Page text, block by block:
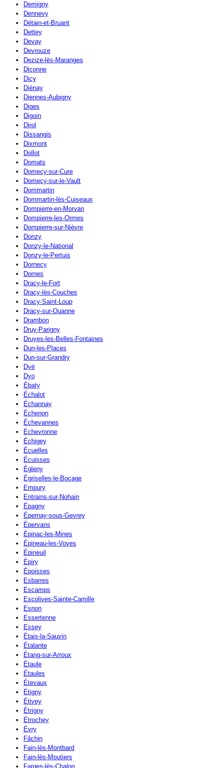
Demigny
Dennevy
Détain-et-Bruant
Dettey
Devay
Devrouze
Dezize-lès-Maranges
Diconne
Dicy
Diénay
Diennes-Aubigny
Diges
Digoin
Dirol
Dissangis
Dixmont
Dollot
Domats
Domecy-sur-Cure
Domecy-sur-le-Vault
Dommartin
Dommartin-lès-Cuiseaux
Dompierre-en-Morvan
Dompierre-les-Ormes
Dompierre-sur-Nièvre
Donzy
Donzy-le-National
Donzy-le-Pertuis
Dornecy
Dornes
Dracy-le-Fort
Dracy-lès-Couches
Dracy-Saint-Loup
Dracy-sur-Ouanne
Drambon
Druy-Parigny
Druyes-les-Belles-Fontaines
Dun-les-Places
Dun-sur-Grandry
Dyé
Dyo
Ébaty
Échalot
Échannay
Échenon
Échevannes
Échevronne
Échigey
Écuelles
Écuisses
Égleny
Égriselles-le-Bocage
Empury
Entrains-sur-Nohain
Épagny
Épernay-sous-Gevrey
Épervans
Épinac-les-Mines
Épineau-les-Voves
Épineuil
Épiry
Époisses
Esbarres
Escamps
Escolives-Sainte-Camille
Esnon
Essertenne
Essey
Étais-la-Sauvin
Étalante
Étang-sur-Arroux
Étaule
Étaules
Étevaux
Étigny
Étivey
Étrigny
Étrochey
Évry
Fâchin
Fain-lès-Montbard
Fain-lès-Moutiers
Farges-lès-Chalon